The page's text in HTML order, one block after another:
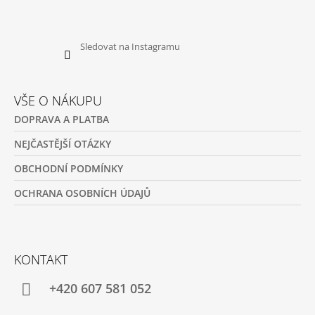
Sledovat na Instagramu
VŠE O NÁKUPU
DOPRAVA A PLATBA
NEJČASTĚJŠÍ OTÁZKY
OBCHODNÍ PODMÍNKY
OCHRANA OSOBNÍCH ÚDAJŮ
KONTAKT
+420 607 581 052